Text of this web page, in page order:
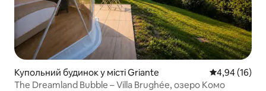
Купольний будинок у місті Griante Середня
4,94 (16)
The Dreamland Bubble – Villa Brughée, озеро Комо